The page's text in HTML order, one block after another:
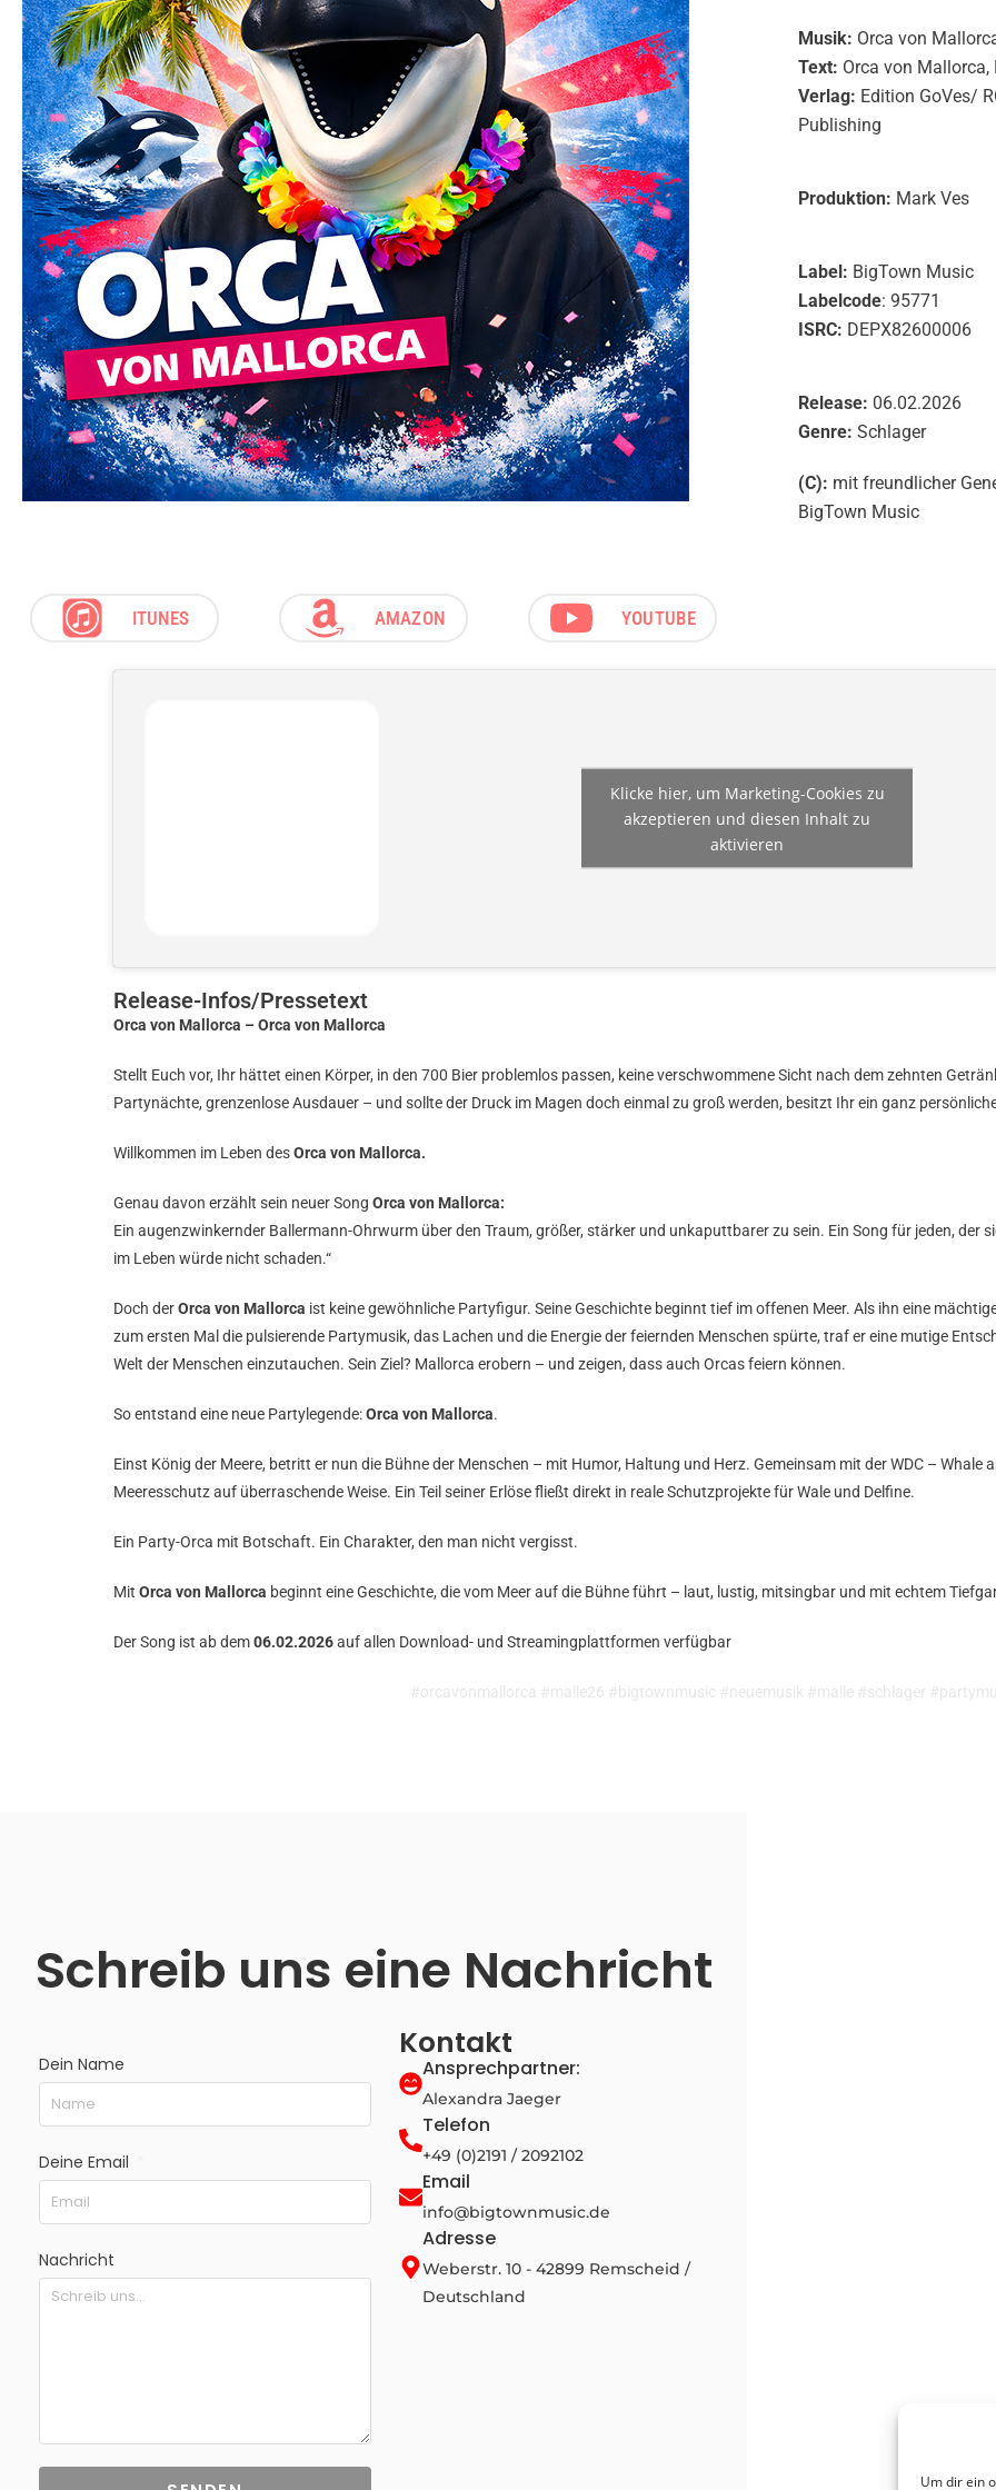
Um dir ein
Musik: Orca von
Text: Orca von Mallorca,
Verlag: Edition GoVes/
Publishing
Produktion: Mark Ves
Label: BigTown Music
Labelcode: 95771
ISRC: DEPX82600006
Release: 06.02.2026
Genre:Schlager
(C): mit freundlicher
BigTown Music
ITUNES AMAZON YOUTUBE
Klicke hier, um Marketing-Cookies zu
akzeptieren und diesen Inhalt zu
aktivieren
Release-Infos/Pressetext
Orca von Mallorca – Orca von Mallorca
Stellt Euch vor, Ihr hättet einen Körper, in den 700 Bier problemlos passen, keine verschwommene Sicht nach dem zehnten
Partynächte, grenzenlose Ausdauer – und sollte der Druck im Magen doch einmal zu groß werden, besitzt Ihr ein ganz
Willkommen im Leben desOrca von Mallorca.
Genau davon erzählt sein neuer Song Orca von Mallorca:
Ein augenzwinkernder Ballermann-Ohrwurm über den Traum, größer, stärker und unkaputtbarer zu sein. Ein Song für jeden, der
im Leben würde nicht schaden.“
Doch derOrca von Mallorca ist keine gewöhnliche Partyfigur. Seine Geschichte beginnt tief im offenen Meer. Als ihn eine
zum ersten Mal die pulsierende Partymusik, das Lachen und die Energie der feiernden Menschen spürte, traf er eine mutige
Welt der Menschen einzutauchen. Sein Ziel? Mallorca erobern – und zeigen, dass auch Orcas feiern können.
So entstand eine neue Partylegende:Orca von Mallorca.
Einst König der Meere, betritt er nun die Bühne der Menschen – mit Humor, Haltung und Herz. Gemeinsam mit der WDC –
Meeresschutz auf überraschende Weise. Ein Teil seiner Erlöse fließt direkt in reale Schutzprojekte für Wale und Delfine.
Ein Party-Orca mit Botschaft. Ein Charakter, den man nicht vergisst.
Mit Orca von Mallorca beginnt eine Geschichte, die vom Meer auf die Bühne führt – laut, lustig, mitsingbar und mit echtem
Der Song ist ab dem06.02.2026auf allen Download- und Streamingplattformen verfügbar
#orcavonmallorca #malle26 #bigtownmusic #neuemusik #malle #schlager
Schreib uns eine Nachricht
Dein Name
Deine Email
Nachricht
Kontakt
Ansprechpartner:
Alexandra Jaeger
Telefon
+49 (0)2191 / 2092102
Email
info@bigtownmusic.de
Adresse
Weberstr. 10 - 42899 Remscheid /
Deutschland